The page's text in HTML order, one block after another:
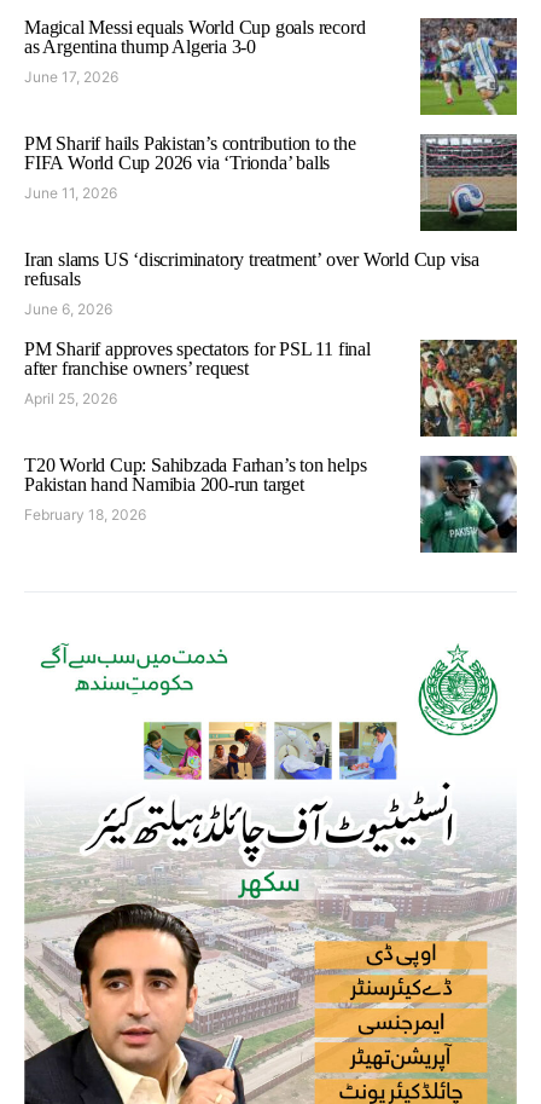
Magical Messi equals World Cup goals record
as Argentina thump Algeria 3-0
June 17, 2026
PM Sharif hails Pakistan’s contribution to the
FIFA World Cup 2026 via ‘Trionda’ balls
June 11, 2026
Iran slams US ‘discriminatory treatment’ over World Cup visa
refusals
June 6, 2026
PM Sharif approves spectators for PSL 11 final
after franchise owners’ request
April 25, 2026
T20 World Cup: Sahibzada Farhan’s ton helps
Pakistan hand Namibia 200-run target
February 18, 2026